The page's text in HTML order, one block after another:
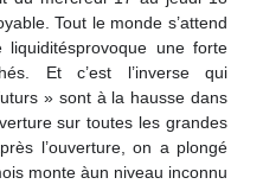
Tout le monde s’attend
une forte
Et c’est l’inverse qui
» sont à la hausse dans
sur toutes les grandes
l’ouverture, on a plongé
monte àun niveau inconnu